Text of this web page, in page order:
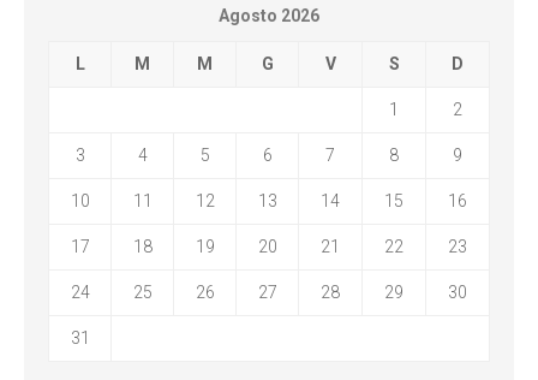
Agosto 2026
L M M G V S D
1 2
3 4 5 6 7 8 9
10 11 12 13 14 15 16
17 18 19 20 21 22 23
24 25 26 27 28 29 30
31